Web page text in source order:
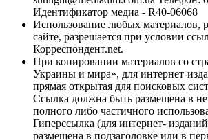
Идентификатор медиа - R40-06068
Использование любых материалов,
сайте, разрешается при условии
Корреспондент.net.
При копировании материалов со
Украины и мира», для интернет-
прямая открытая для поисковых
Ссылка должна быть размещена в
полного либо частичного
Гиперссылка (для интернет-
размещена в подзаголовке или в